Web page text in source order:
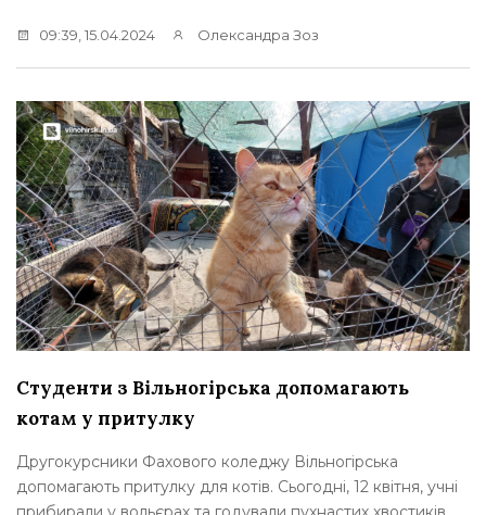
09:39, 15.04.2024 Олександра Зоз
Студенти з Вільногірська допомагають
котам у притулку
Другокурсники Фахового коледжу Вільногірська
допомагають притулку для котів. Сьогодні, 12 квітня, учні